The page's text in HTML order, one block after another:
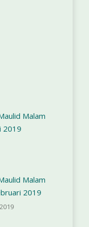
Malam
2019
Malam
2019